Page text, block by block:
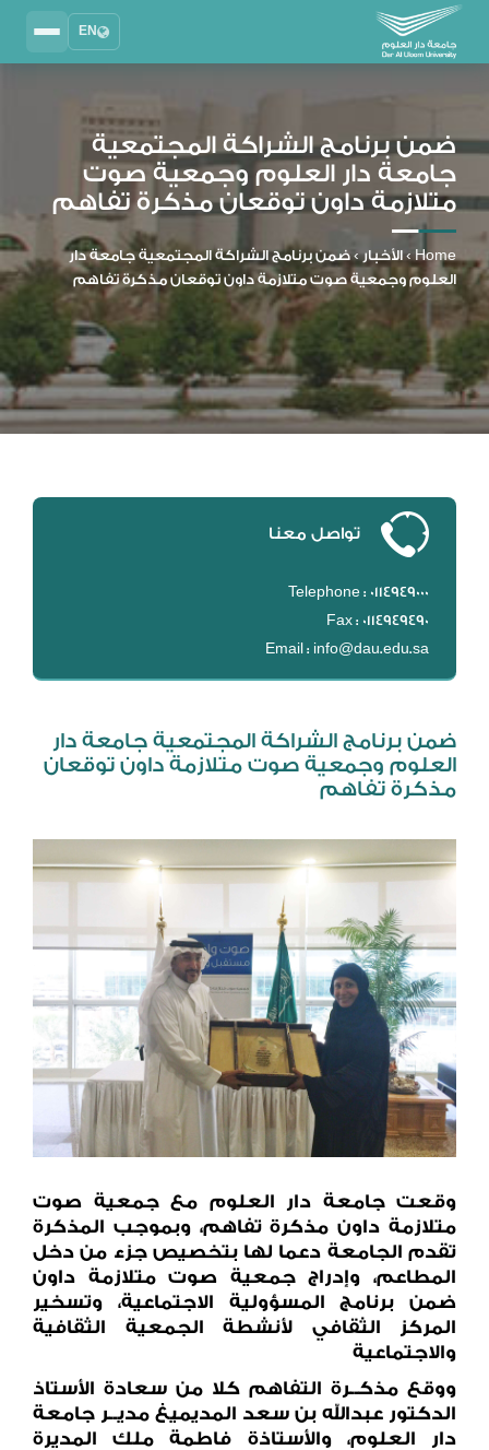
EN
نظام إدارة التعلم
MYLMS
MTSIS
إدارة الموارد البشرية
نظام التواصل الإداري
MYACS
البريد الجامعي
ضمن برنامج الشراكة المجتمعية
جامعة دار العلوم وجمعية صوت
متلازمة داون توقعان مذكرة تفاهم
Home
› الأخبار › ضمن برنامج الشراكة المجتمعية جامعة دار
العلوم وجمعية صوت متلازمة داون توقعان مذكرة تفاهم
تواصل معنا
Telephone : 0114949000
Fax : 0114949490
Email : info@dau.edu.sa
ضمن برنامج الشراكة المجتمعية جامعة دار
العلوم وجمعية صوت متلازمة داون توقعان
مذكرة تفاهم
وقعت جامعة دار العلوم مع جمعية صوت
متلازمة داون مذكرة تفاهم، وبموجب المذكرة
تقدم الجامعة دعما لها بتخصيص جزء من دخل
المطاعم، وإدراج جمعية صوت متلازمة داون
ضمن برنامج المسؤولية الاجتماعية، وتسخير
المركز الثقافي لأنشطة الجمعية الثقافية
والاجتماعية
ووقع مذكــرة التفاهم كلا من سعادة الأستاذ
الدكتور عبدالله بن سعد المديميغ مديــر جامعة
دار العلوم، والأستاذة فاطمة ملك المديرة